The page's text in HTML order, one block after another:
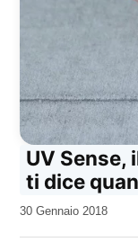
UV Sense,
ti dice
da
30 Gennaio 2018